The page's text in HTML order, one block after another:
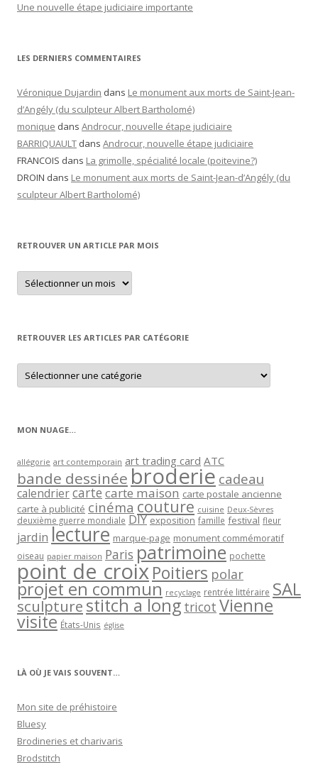
Une nouvelle étape judiciaire importante
LES DERNIERS COMMENTAIRES
Véronique Dujardin dans Le monument aux morts de Saint-Jean-
d’Angély (du sculpteur Albert Bartholomé)
monique dans Androcur, nouvelle étape judiciaire
BARRIQUAULT dans Androcur, nouvelle étape judiciaire
FRANCOIS dans La grimolle, spécialité locale (poitevine?)
DROIN dans Le monument aux morts de Saint-Jean-d’Angély (du
sculpteur Albert Bartholomé)
RETROUVER UN ARTICLE PAR MOIS
Retrouver
un
article
RETROUVER LES ARTICLES PAR CATÉGORIE
Retrouver
les
articles
MON NUAGE…
allégorie art contemporain art trading card ATC
bande dessinée broderie cadeau
calendriercartecarte maison carte postale ancienne
carte à publicité cinéma couture cuisine Deux-Sèvres
deuxième guerre mondiale DIY exposition famille festival fleur
jardin lecture marque-page monument commémoratif
oiseau papier maison Paris patrimoine pochette
point de croixPoitiers polar
projet en commun recyclage rentrée littéraire SAL
sculpturestitch a long tricot Vienne
visite États-Unis église
LÀ OÙ JE VAIS SOUVENT…
Mon site de préhistoire
Bluesy
Brodineries et charivaris
Brodstitch